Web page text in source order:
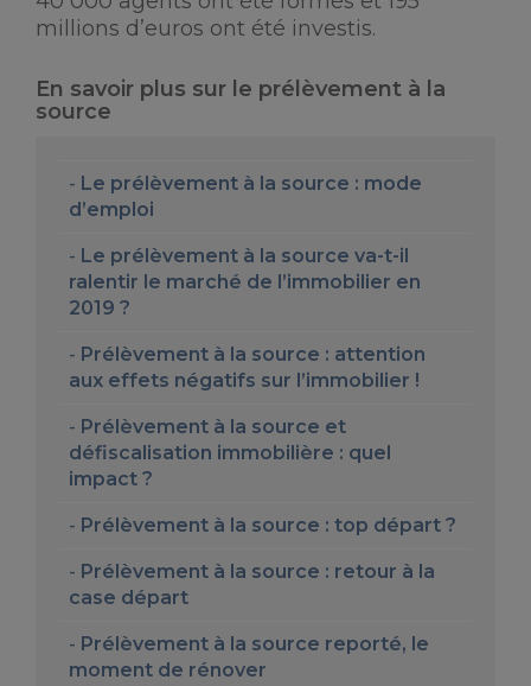
millions d’euros ont été investis.
En savoir plus sur le prélèvement à la
source
Le prélèvement à la source : mode
d’emploi
Le prélèvement à la source va-t-il
ralentir le marché de l’immobilier en
2019 ?
Prélèvement à la source : attention
aux effets négatifs sur l’immobilier !
Prélèvement à la source et
défiscalisation immobilière : quel
impact ?
Prélèvement à la source : top départ ?
Prélèvement à la source : retour à la
case départ
Prélèvement à la source reporté, le
moment de rénover